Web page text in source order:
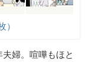
婦。喧嘩もほと